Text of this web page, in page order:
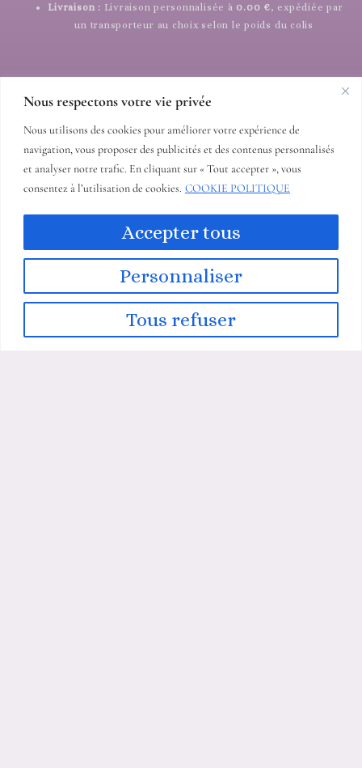
Nous respectons votre vie privée
Nous utilisons des cookies pour améliorer votre expérience de
navigation, vous proposer des publicités et des contenus personnalisés
et analyser notre trafic. En cliquant sur « Tout accepter », vous
consentez à l’utilisation de cookies. COOKIE POLITIQUE
Personnaliser
Tous refuser
Accepter tous
Livraison : Livraison personnalisée à 0.00 €, expédiée par
un transporteur au choix selon le poids du colis
14 allée du mas duc 06340 Nice France
+33613481299
kjcreations06@gmail.com